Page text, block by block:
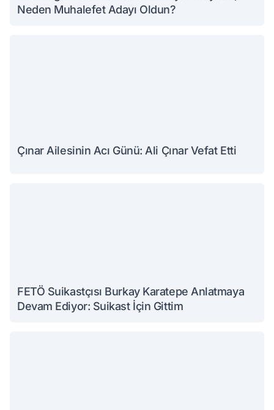
Neden Muhalefet Adayı Oldun?
Çınar Ailesinin Acı Günü: Ali Çınar Vefat Etti
FETÖ Suikastçısı Burkay Karatepe Anlatmaya
Devam Ediyor: Suikast İçin Gittim